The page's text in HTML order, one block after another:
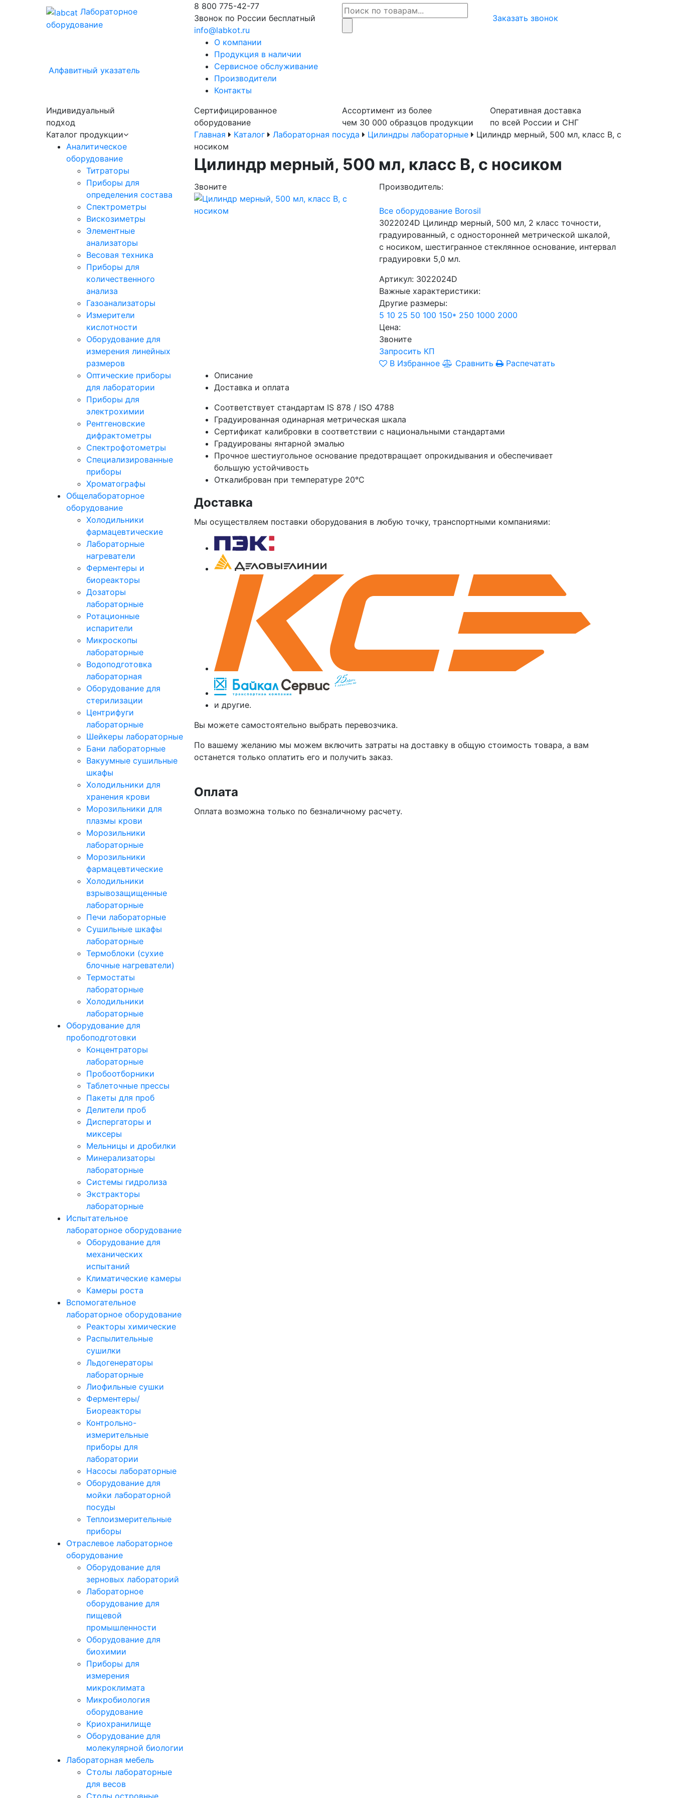
Лабораторное
оборудование
8 800 775-42-77
Звонок по России бесплатный
info@labkot.ru
Заказать звонок
Алфавитный указатель
О компании
Продукция в наличии
Сервисное обслуживание
Производители
Контакты
Индивидуальный
подход
Сертифицированное
оборудование
Ассортимент из более
чем 30 000 образцов продукции
Оперативная доставка
по всей России и СНГ
Каталог продукции
Аналитическое
оборудование
Титраторы
Приборы для
определения состава
Спектрометры
Вискозиметры
Элементные
анализаторы
Весовая техника
Приборы для
количественного
анализа
Газоанализаторы
Измерители
кислотности
Оборудование для
измерения линейных
размеров
Оптические приборы
для лаборатории
Приборы для
электрохимии
Рентгеновские
дифрактометры
Спектрофотометры
Специализированные
приборы
Хроматографы
Общелабораторное
оборудование
Холодильники
фармацевтические
Лабораторные
нагреватели
Ферментеры и
биореакторы
Дозаторы
лабораторные
Ротационные
испарители
Микроскопы
лабораторные
Водоподготовка
лабораторная
Оборудование для
стерилизации
Центрифуги
лабораторные
Шейкеры лабораторные
Бани лабораторные
Вакуумные сушильные
шкафы
Холодильники для
хранения крови
Морозильники для
плазмы крови
Морозильники
лабораторные
Морозильники
фармацевтические
Холодильники
взрывозащищенные
лабораторные
Печи лабораторные
Сушильные шкафы
лабораторные
Термоблоки (сухие
блочные нагреватели)
Термостаты
лабораторные
Холодильники
лабораторные
Оборудование для
пробоподготовки
Концентраторы
лабораторные
Пробоотборники
Таблеточные прессы
Пакеты для проб
Делители проб
Диспергаторы и
миксеры
Мельницы и дробилки
Минерализаторы
лабораторные
Системы гидролиза
Экстракторы
лабораторные
Испытательное
лабораторное оборудование
Оборудование для
механических
испытаний
Климатические камеры
Камеры роста
Вспомогательное
лабораторное оборудование
Реакторы химические
Распылительные
сушилки
Льдогенераторы
лабораторные
Лиофильные сушки
Ферментеры/
Биореакторы
Контрольно-
измерительные
приборы для
лаборатории
Насосы лабораторные
Оборудование для
мойки лабораторной
посуды
Теплоизмерительные
приборы
Отраслевое лабораторное
оборудование
Оборудование для
зерновых лабораторий
Лабораторное
оборудование для
пищевой
промышленности
Оборудование для
биохимии
Приборы для
измерения
микроклимата
Микробиология
оборудование
Криохранилище
Оборудование для
молекулярной биологии
Лабораторная мебель
Столы лабораторные
для весов
Столы островные
Главная Каталог Лабораторная посуда Цилиндры лабораторные
Цилиндр мерный, 500 мл, класс B, с
носиком
Цилиндр мерный, 500 мл, класс B, с носиком
Звоните Производитель:
Все оборудование Borosil
3022024D Цилиндр мерный, 500 мл, 2 класс точности,
градуированный, с односторонней метрической шкалой,
с носиком, шестигранное стеклянное основание, интервал
градуировки 5,0 мл.
Артикул: 3022024D
Важные характеристики:
Другие размеры:
5 10 25 50 100 150* 250 1000 2000
Цена:
Звоните
Запросить КП
В Избранное
Сравнить
Распечатать
Описание
Доставка и оплата
Соответствует стандартам IS 878 / ISO 4788
Градуированная одинарная метрическая шкала
Сертификат калибровки в соответствии с национальными стандартами
Градуированы янтарной эмалью
Прочное шестиугольное основание предотвращает опрокидывания и обеспечивает
большую устойчивость
Откалиброван при температуре 20°C
Доставка
Мы осуществляем поставки оборудования в любую точку, транспортными компаниями:
и другие.
Вы можете самостоятельно выбрать перевозчика.
По вашему желанию мы можем включить затраты на доставку в общую стоимость товара, а вам
останется только оплатить его и получить заказ.
Оплата
Оплата возможна только по безналичному расчету.